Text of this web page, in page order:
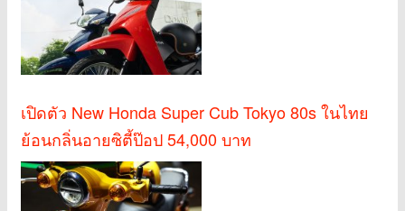
เปิดตัว New Honda Super Cub Tokyo 80s ในไทย
ย้อนกลิ่นอายซิตี้ป๊อป 54,000 บาท